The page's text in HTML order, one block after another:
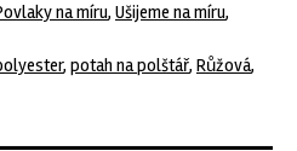
na míru, Ušijeme na míru,
, potah na polštář, Růžová,